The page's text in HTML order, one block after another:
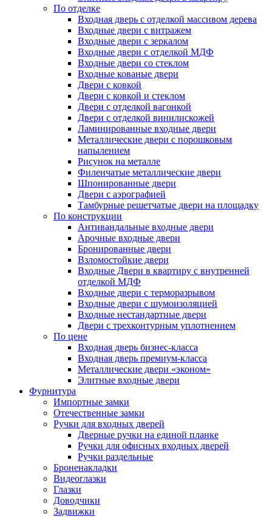
По отделке
Входная дверь с отделкой массивом дерева
Входные двери с витражем
Входные двери с зеркалом
Входные двери с отделкой МДФ
Входные двери со стеклом
Входные кованые двери
Двери с ковкой
Двери с ковкой и стеклом
Двери с отделкой вагонкой
Двери с отделкой винилискожей
Ламинированные входные двери
Металлические двери с порошковым
напылением
Рисунок на металле
Филенчатые металлические двери
Шпонированные двери
Двери с аэрографией
Тамбурные решетчатые двери на площадку
По конструкции
Антивандальные входные двери
Арочные входные двери
Бронированные двери
Взломостойкие двери
Входные Двери в квартиру с внутренней
отделкой МДФ
Входные двери с терморазрывом
Входные двери с шумоизоляцией
Входные нестандартные двери
Двери с трехконтурным уплотнением
По цене
Входная дверь бизнес-класса
Входная дверь премиум-класса
Металлические двери «эконом»
Элитные входные двери
Фурнитура
Импортные замки
Отечественные замки
Ручки для входных дверей
Дверные ручки на единой планке
Ручки для офисных входных дверей
Ручки раздельные
Броненакладки
Видеоглазки
Глазки
Доводчики
Задвижки